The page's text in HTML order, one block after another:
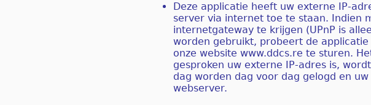
Deze applicatie heeft uw externe IP-
server via internet toe te staan. Indien
internetgateway te krijgen (UPnP is
worden gebruikt, probeert de
onze website www.ddcs.re te sturen.
gesproken uw externe IP-adres is,
dag worden dag voor dag gelogd en
webserver.